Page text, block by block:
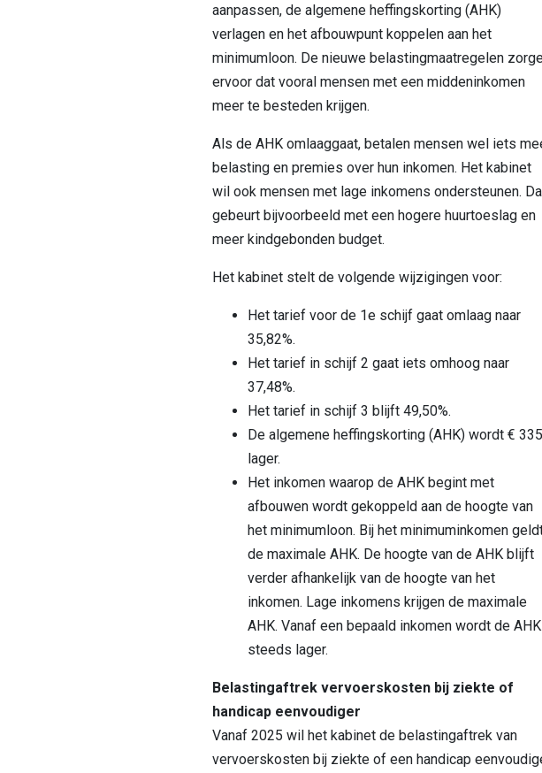
aanpassen, de algemene heffingskorting (AHK)
verlagen en het afbouwpunt koppelen aan het
minimumloon. De nieuwe belastingmaatregelen
ervoor dat vooral mensen met een middeninkomen
meer te besteden krijgen.
Als de AHK omlaaggaat, betalen mensen wel iets
belasting en premies over hun inkomen. Het kabinet
wil ook mensen met lage inkomens ondersteunen.
gebeurt bijvoorbeeld met een hogere huurtoeslag en
meer kindgebonden budget.
Het kabinet stelt de volgende wijzigingen voor:
Het tarief voor de 1e schijf gaat omlaag naar
35,82%.
Het tarief in schijf 2 gaat iets omhoog naar
37,48%.
Het tarief in schijf 3 blijft 49,50%.
De algemene heffingskorting (AHK) wordt € 335
lager.
Het inkomen waarop de AHK begint met
afbouwen wordt gekoppeld aan de hoogte van
het minimumloon. Bij het minimuminkomen
de maximale AHK. De hoogte van de AHK blijft
verder afhankelijk van de hoogte van het
inkomen. Lage inkomens krijgen de maximale
AHK. Vanaf een bepaald inkomen wordt de AHK
steeds lager.
Belastingaftrek vervoerskosten bij ziekte of
handicap eenvoudiger
Vanaf 2025 wil het kabinet de belastingaftrek van
vervoerskosten bij ziekte of een handicap